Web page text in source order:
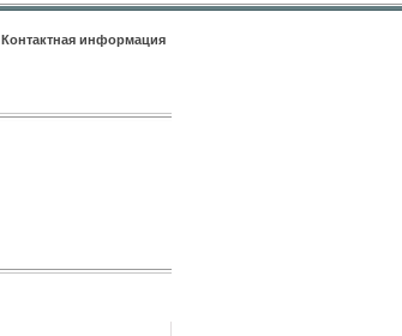
Контактная информация